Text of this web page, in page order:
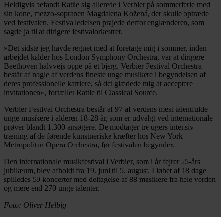
Heldigvis befandt Rattle sig allerede i Verbier på sommerferie med
sin kone, mezzo-sopranen Magdalena Kožená, der skulle optræde
ved festivalen. Festivalledelsen prajede derfor englænderen, som
sagde ja til at dirigere festivalorkestret.
»Det sidste jeg havde regnet med at foretage mig i sommer, inden
arbejdet kalder hos London Symphony Orchestra, var at dirigere
Beethoven halvvejs oppe på et bjerg. Verbier Festival Orchestra
består af nogle af verdens fineste unge musikere i begyndelsen af
deres professionelle karriere, så det glædede mig at acceptere
invitationen«, fortæller Rattle til Classical Source.
Verbier Festival Orchestra består af 97 af verdens mest talentfulde
unge musikere i alderen 18-28 år, som er udvalgt ved internationale
prøver blandt 1.300 ansøgere. De modtager tre ugers intensiv
træning af de førende kunstneriske kræfter hos New York
Metropolitan Opera Orchestra, før festivalen begynder.
Den internationale musikfestival i Verbier, som i år fejrer 25-års
jubilæum, blev afholdt fra 19. juni til 5. august. I løbet af 18 dage
spilledes 59 koncerter med deltagelse af 88 musikere fra hele verden
og mere end 270 unge talenter.
Foto: Oliver Helbig